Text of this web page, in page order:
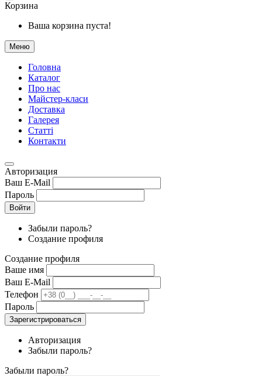
Корзина
Ваша корзина пуста!
Меню
Головна
Каталог
Про нас
Майстер-класи
Доставка
Галерея
Статтi
Контакти
Авторизация
Ваш E-Mail
Пароль
Войти
Забыли пароль?
Создание профиля
Создание профиля
Ваше имя
Ваш E-Mail
Телефон
Пароль
Зарегистрироваться
Авторизация
Забыли пароль?
Забыли пароль?